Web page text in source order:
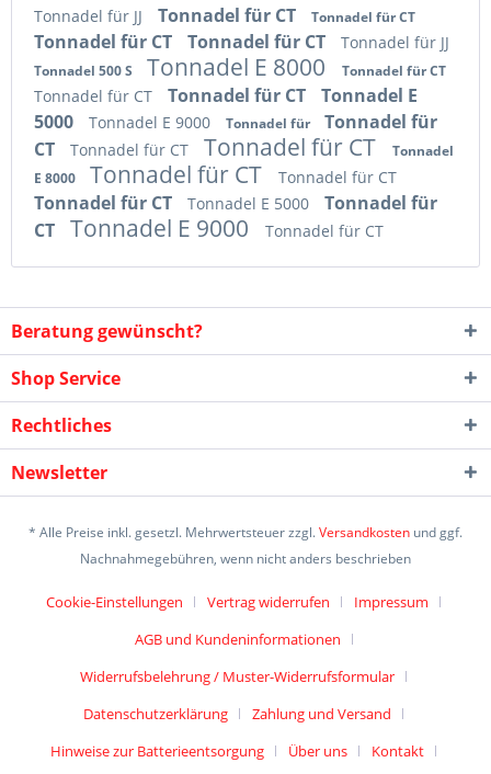
Tonnadel für JJ Tonnadel für CT Tonnadel für CT
Tonnadel für CT Tonnadel für CT Tonnadel für JJ
Tonnadel 500 S Tonnadel E 8000 Tonnadel für CT
Tonnadel für CT Tonnadel für CT
Tonnadel E
5000
Tonnadel E 9000 Tonnadel für
Tonnadel für
CT
Tonnadel für CT Tonnadel für CT
Tonnadel
E 8000
Tonnadel für CT Tonnadel für CT
Tonnadel für CT Tonnadel E 5000
Tonnadel für
CT
Tonnadel E 9000 Tonnadel für CT
Beratung gewünscht?
Shop Service
Rechtliches
Newsletter
* Alle Preise inkl. gesetzl. Mehrwertsteuer zzgl.Versandkosten und ggf.
Nachnahmegebühren, wenn nicht anders beschrieben
Cookie-Einstellungen Vertrag widerrufen
Impressum
AGB und Kundeninformationen
Widerrufsbelehrung / Muster-Widerrufsformular
Datenschutzerklärung
Zahlung und Versand
Hinweise zur Batterieentsorgung
Über uns Kontakt